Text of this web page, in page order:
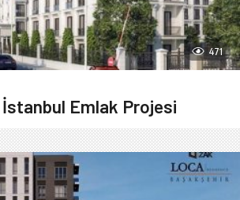
471
Emlak Projesi